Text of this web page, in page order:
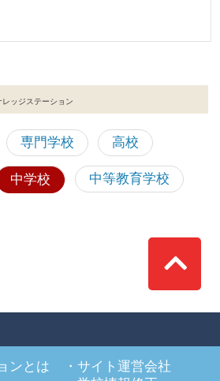
レッジステーション
専門学校 高校
中学校 中等教育学校
Top
ンとは
サイト運営会社